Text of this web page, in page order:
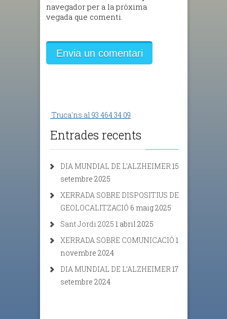
navegador per a la pròxima
vegada que comenti.
Truca'ns al 93 464 34 09
Entrades recents
DIA MUNDIAL DE L’ALZHEIMER 15
setembre 2025
XERRADA SOBRE DISPOSITIUS DE
GEOLOCALITZACIÓ 6 maig 2025
Sant Jordi 2025 1 abril 2025
XERRADA SOBRE COMUNICACIÓ 1
novembre 2024
DIA MUNDIAL DE L’ALZHEIMER 17
setembre 2024